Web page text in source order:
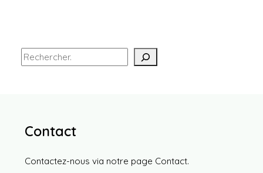
Contact
Contactez-nous via notre page Contact.